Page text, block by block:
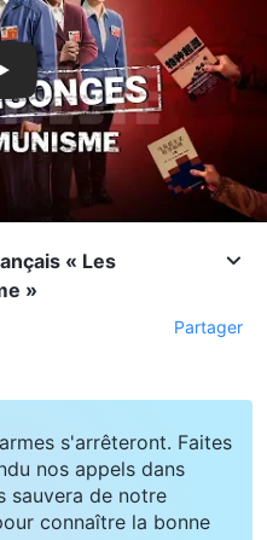
« Les
»
Partager
s'arrêteront. Faites
nos appels dans
sauvera de notre
connaître la bonne